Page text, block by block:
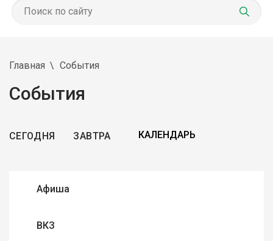
Главная События
События
СЕГОДНЯ ЗАВТРА
Афиша
ВКЗ